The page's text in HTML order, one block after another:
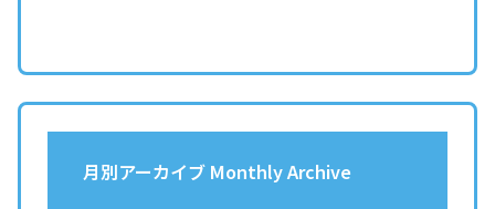
月別アーカイブ Monthly Archive